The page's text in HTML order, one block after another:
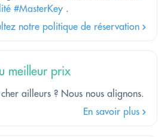
#MasterKey .
notre politique de réservation
meilleur prix
ailleurs ? Nous nous alignons.
En savoir plus